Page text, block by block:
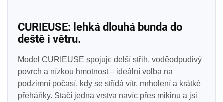
CURIEUSE: lehká dlouhá bunda do
deště i větru.
Model CURIEUSE spojuje delší střih, voděodpudivý
povrch a nízkou hmotnost – ideální volba na
podzimní počasí, kdy se střídá vítr, mrholení a krátké
přeháňky. Stačí jedna vrstva navíc přes mikinu a jsi